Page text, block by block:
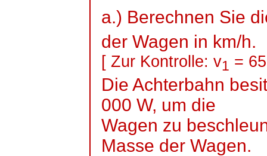
a.) Berechnen Sie
der Wagen in km/h.
[ Zur Kontrolle: v1 =
Die Achterbahn
000 W, um die
Wagen zu
Masse der Wagen.